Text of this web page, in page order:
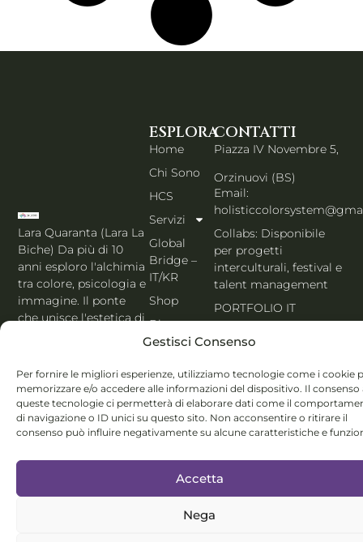
Gestisci Consenso
Per fornire le migliori esperienze, utilizziamo tecnologie come i cookie
memorizzare e/o accedere alle informazioni del dispositivo. Il consenso
queste tecnologie ci permetterà di elaborare dati come il
di navigazione o ID unici su questo sito. Non acconsentire o ritirare il
consenso può influire negativamente su alcune caratteristiche e
Accetta
Nega
Lara Quaranta (Lara La
Biche) Da più di 10
anni esploro l'alchimia
tra colore, psicologia e
immagine. Il ponte
che unisce l'estetica di
MBTI, Enneagramma &
Holistic Color
System®.
ESPLORA
Home
Chi Sono
HCS
Servizi
Global
Bridge –
IT/KR
Shop
Blog
Contatti
Italiano
CONTATTI
Piazza IV Novembre 5,
Orzinuovi (BS)
Email:
Collabs: Disponibile
per progetti
interculturali, festival e
talent management
PORTFOLIO IT
© Lara Quaranta | P.IVA 03960300980 | 2026 All Rights